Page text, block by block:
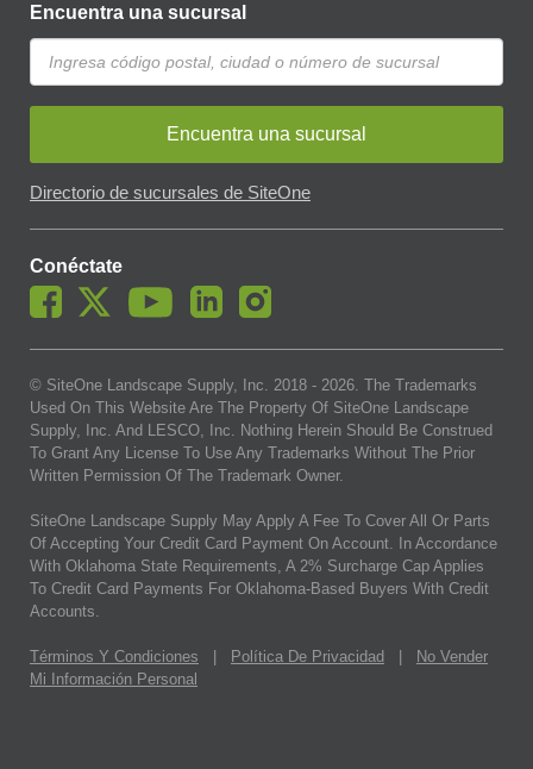
Encuentra una sucursal
Encuentra una sucursal
Directorio de sucursales de SiteOne
Conéctate
© SiteOne Landscape Supply, Inc. 2018 - 2026 . The Trademarks
Used On This Website Are The Property Of SiteOne Landscape
Supply, Inc. And LESCO, Inc. Nothing Herein Should Be Construed
To Grant Any License To Use Any Trademarks Without The Prior
Written Permission Of The Trademark Owner.
SiteOne Landscape Supply May Apply A Fee To Cover All Or Parts
Of Accepting Your Credit Card Payment On Account. In Accordance
With Oklahoma State Requirements, A 2% Surcharge Cap Applies
To Credit Card Payments For Oklahoma-Based Buyers With Credit
Accounts.
Términos Y Condiciones Política De Privacidad
No Vender
Mi Información Personal